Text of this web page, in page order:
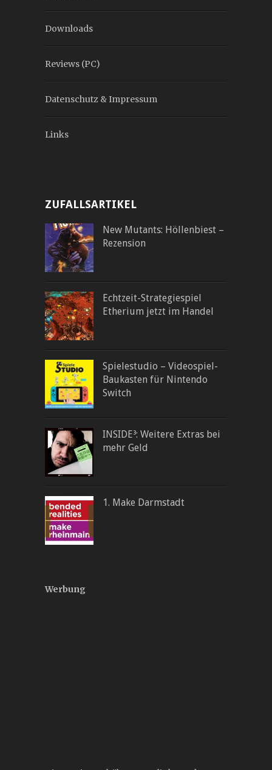
Downloads
Reviews (PC)
Datenschutz & Impressum
Links
ZUFALLSARTIKEL
New Mutants: Höllenbiest –
Rezension
Echtzeit-Strategiespiel
Etherium jetzt im Handel
Spielestudio – Videospiel-
Baukasten für Nintendo
Switch
INSIDE³: Weitere Extras bei
mehr Geld
1. Make Darmstadt
Werbung